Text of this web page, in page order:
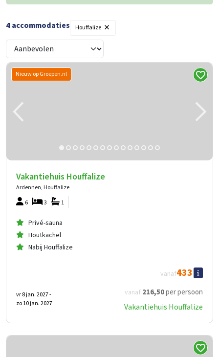
4accommodaties Houffalize ×
Nieuw op Groepen.nl
Vakantiehuis Houffalize
Ardennen, Houffalize
6
1
3
Privé-sauna
Houtkachel
Nabij Houffalize
vanaf 216,50per persoon
vanaf433
vr 8 jan. 2027 -
zo 10 jan. 2027
Vakantiehuis Houffalize